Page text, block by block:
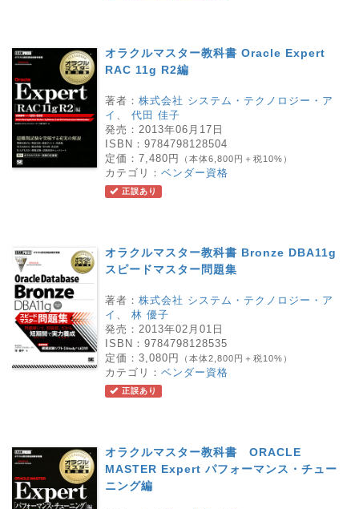
オラクルマスター教科書 Oracle Expert
RAC 11g R2編
著者： 株式会社 システム・テクノロジー・ア
イ
代田 佳子
発売： 2013年06月17日
ISBN： 9784798128504
定価： 7,480円 （本体6,800円＋税10%）
カテゴリ： ベンダー資格
正誤あり
オラクルマスター教科書 Bronze DBA11g
スピードマスター問題集
著者： 株式会社 システム・テクノロジー・ア
イ
林 優子
発売： 2013年02月01日
ISBN： 9784798128535
定価： 3,080円 （本体2,800円＋税10%）
カテゴリ： ベンダー資格
正誤あり
オラクルマスター教科書 ORACLE
MASTER Expert パフォーマンス・チュー
ニング編